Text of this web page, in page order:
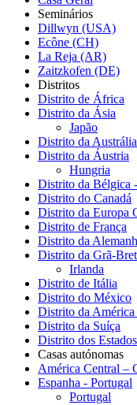
Seminários
Dillwyn (USA)
Ecône (CH)
La Reja (AR)
Zaitzkofen (DE)
Distritos
Distrito de África
Distrito da Ásia
Japão
Distrito da
Distrito da Áustria
Hungria
Distrito da Bélgica
Distrito do Canadá
Distrito da Europa
Distrito de França
Distrito da
Distrito da Grã-
Irlanda
Distrito de Itália
Distrito do México
Distrito da América
Distrito da Suíça
Distrito dos
Casas autónomas
América Central –
Espanha - Portugal
Portugal